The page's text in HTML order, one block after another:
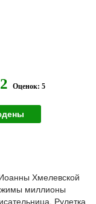
Оценок: 5
Хмелевской
миллионы
Рулетка